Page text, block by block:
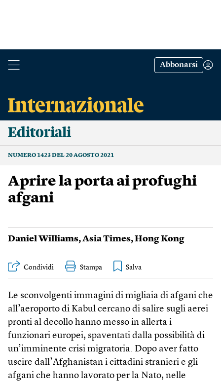
Abbonarsi
Editoriali
NUMERO 1423 DEL 20 AGOSTO 2021
Aprire la porta ai profughi
afgani
Daniel Williams,Asia Times,Hong Kong
Condividi Stampa
Le sconvolgenti immagini di migliaia di afgani che
all’aeroporto di Kabul cercano di salire sugli aerei
pronti al decollo hanno messo in allerta i
funzionari europei, spaventati dalla possibilità di
un’imminente crisi migratoria. Dopo aver fatto
uscire dall’Afghanistan i cittadini stranieri e gli
afgani che hanno lavorato per la Nato, nelle